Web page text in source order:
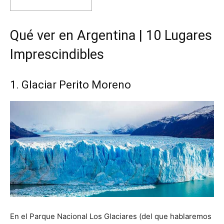
Qué ver en Argentina | 10 Lugares
Imprescindibles
1. Glaciar Perito Moreno
En el Parque Nacional Los Glaciares (del que hablaremos